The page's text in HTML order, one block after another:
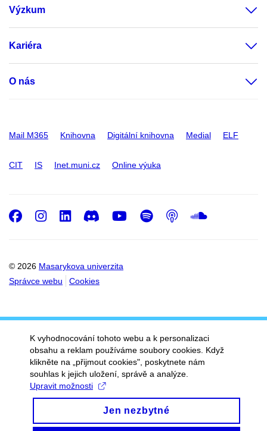
Výzkum
Kariéra
O nás
Mail M365 Knihovna Digitální knihovna Medial ELF
CIT IS Inet.muni.cz Online výuka
© 2026 Masarykova univerzita
Správce webu
Cookies
Facebook
Instagram
LinkedIn
DiscordYoutube
Spotify
Podcast
K vyhodnocování tohoto webu a k personalizaci
obsahu a reklam používáme soubory cookies. Když
klikněte na „přijmout cookies", poskytnete nám
souhlas k jejich uložení, správě a analýze.
Upravit možnosti
Jen nezbytné